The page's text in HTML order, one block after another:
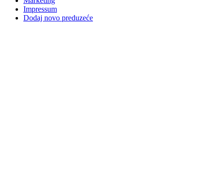
Impressum
Dodaj novo preduzeće